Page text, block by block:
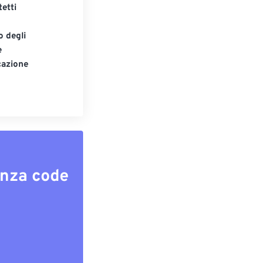
degli
code